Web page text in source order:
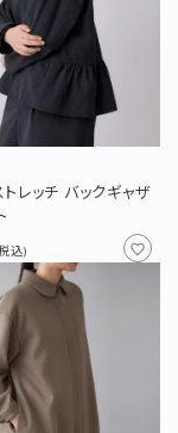
レッチ バックギャザ
込)